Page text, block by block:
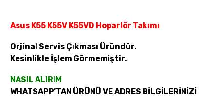
Asus K55 K55V K55VD Hoparlör Takımı
Orjinal Servis Çıkması Üründür.
Kesinlikle İşlem Görmemiştir.
NASIL ALIRIM
WHATSAPP’TAN ÜRÜNÜ VE ADRES BİLGİLERİNİZİ